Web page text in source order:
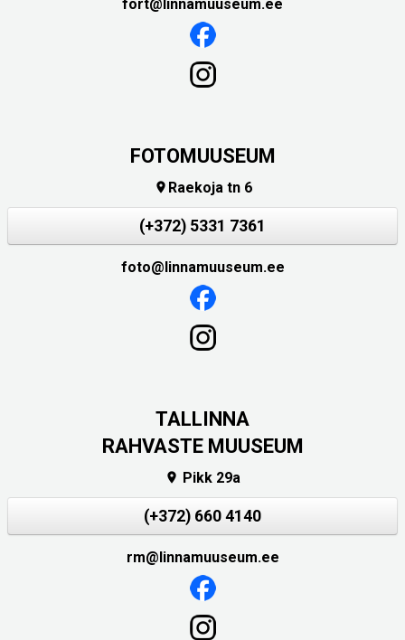
fort@linnamuuseum.ee
FOTOMUUSEUM
 Raekoja tn 6
(+372) 5331 7361
foto@linnamuuseum.ee
TALLINNA
RAHVASTE MUUSEUM
 Pikk 29a
(+372) 660 4140
rm@linnamuuseum.ee